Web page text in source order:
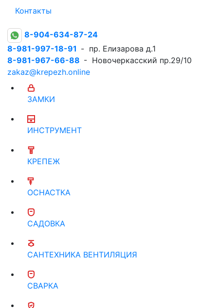
Контакты
8-904-634-87-24
8-981-997-18-91 - пр. Елизарова д.1
8-981-967-66-88 - Новочеркасский пр.29/10
zakaz@krepezh.online
ЗАМКИ
ИНСТРУМЕНТ
КРЕПЕЖ
ОСНАСТКА
САДОВКА
САНТЕХНИКА ВЕНТИЛЯЦИЯ
СВАРКА